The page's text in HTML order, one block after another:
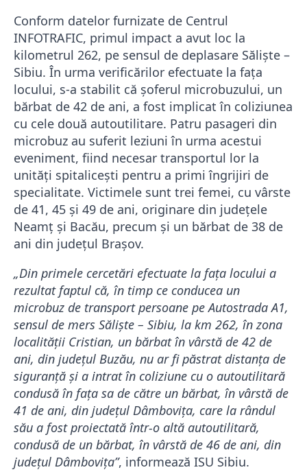
​Conform datelor furnizate de Centrul
INFOTRAFIC, primul impact a avut loc la
kilometrul 262, pe sensul de deplasare Săliște –
Sibiu. În urma verificărilor efectuate la fața
locului, s-a stabilit că șoferul microbuzului, un
bărbat de 42 de ani, a fost implicat în coliziunea
cu cele două autoutilitare. Patru pasageri din
microbuz au suferit leziuni în urma acestui
eveniment, fiind necesar transportul lor la
unități spitalicești pentru a primi îngrijiri de
specialitate. Victimele sunt trei femei, cu vârste
de 41, 45 și 49 de ani, originare din județele
Neamț și Bacău, precum și un bărbat de 38 de
ani din județul Brașov.
„Din primele cercetări efectuate la fața locului a
rezultat faptul că, în timp ce conducea un
microbuz de transport persoane pe Autostrada A1,
sensul de mers Săliște – Sibiu, la km 262, în zona
localității Cristian, un bărbat în vârstă de 42 de
ani, din județul Buzău, nu ar fi păstrat distanța de
siguranță și a intrat în coliziune cu o autoutilitară
condusă în fața sa de către un bărbat, în vârstă de
41 de ani, din județul Dâmbovița, care la rândul
său a fost proiectată într-o altă autoutilitară,
condusă de un bărbat, în vârstă de 46 de ani, din
județul Dâmbovița”, informează ISU Sibiu.